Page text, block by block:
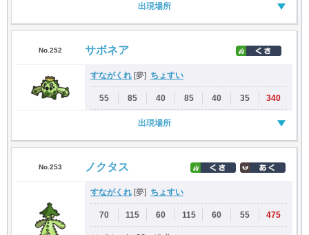
出現場所
No.252 サボネア
すながくれ [夢] ちょすい
55 85 40 85 40 35 340
出現場所
No.253 ノクタス
すながくれ [夢] ちょすい
70 115 60 115 60 55 475